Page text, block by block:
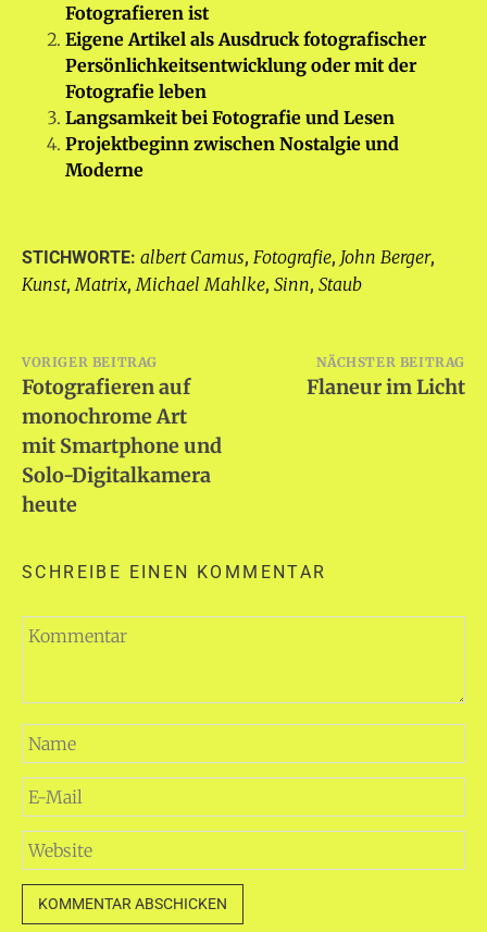
Fotografieren ist
Eigene Artikel als Ausdruck fotografischer
Persönlichkeitsentwicklung oder mit der
Fotografie leben
Langsamkeit bei Fotografie und Lesen
Projektbeginn zwischen Nostalgie und
Moderne
STICHWORTE: albert Camus, Fotografie, John Berger,
Kunst,Matrix,Michael Mahlke, Sinn, Staub
Beitragsnavigation
VORIGER BEITRAG
Fotografieren auf
monochrome Art
mit Smartphone und
Solo-Digitalkamera
heute
NÄCHSTER BEITRAG
Flaneur im Licht
SCHREIBE EINEN KOMMENTAR